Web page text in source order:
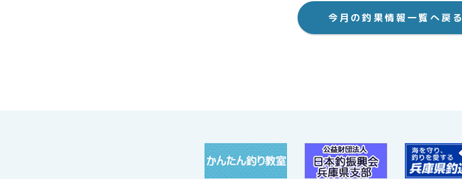
今月の釣果情報一覧へ戻る